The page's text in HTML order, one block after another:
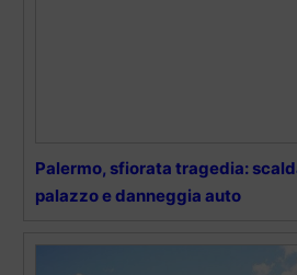
Palermo, sfiorata tragedia:
palazzo e danneggia auto